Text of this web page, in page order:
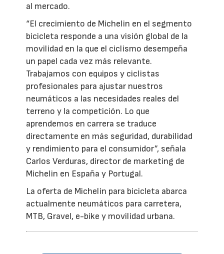
al mercado.
“El crecimiento de Michelin en el segmento
bicicleta responde a una visión global de la
movilidad en la que el ciclismo desempeña
un papel cada vez más relevante.
Trabajamos con equipos y ciclistas
profesionales para ajustar nuestros
neumáticos a las necesidades reales del
terreno y la competición. Lo que
aprendemos en carrera se traduce
directamente en más seguridad, durabilidad
y rendimiento para el consumidor”, señala
Carlos Verduras, director de marketing de
Michelin en España y Portugal.
La oferta de Michelin para bicicleta abarca
actualmente neumáticos para carretera,
MTB, Gravel, e-bike y movilidad urbana.